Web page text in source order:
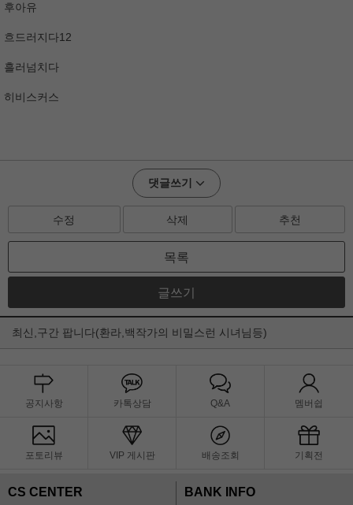
후아유
흐드러지다12
흘러넘치다
히비스커스
댓글쓰기
수정 삭제 추천
목록
글쓰기
최신,구간 팝니다(환라,백작가의 비밀스런 시녀님등)
공지사항 카톡상담 Q&A 멤버쉽
포토리뷰 VIP 게시판 배송조회 기획전
CS CENTER BANK INFO